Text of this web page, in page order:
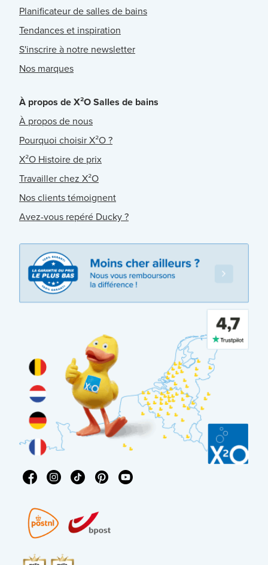
Planificateur de salles de bains
Tendances et inspiration
S'inscrire à notre newsletter
Nos marques
À propos de X²O Salles de bains
À propos de nous
Pourquoi choisir X²O ?
X²O Histoire de prix
Travailler chez X²O
Nos clients témoignent
Avez-vous repéré Ducky ?